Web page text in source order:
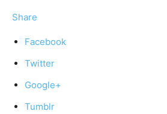
Share
Facebook
Twitter
Google+
Tumblr